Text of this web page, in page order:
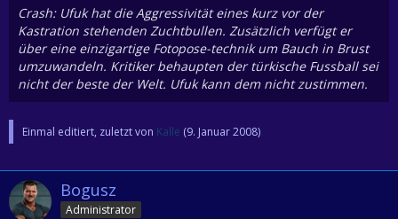
Crash: Ufuk hat die Aggressivität eines kurz vor der
Kastration stehenden Zuchtbullen. Zusätzlich verfügt er
über eine einzigartige Fotopose-technik um Bauch in Brust
umzuwandeln. Kritiker behaupten der türkische Fussball sei
nicht der beste der Welt. Ufuk kann dem nicht zustimmen.
Einmal editiert, zuletzt von Kalle (9. Januar 2008)
Bogusz
Administrator